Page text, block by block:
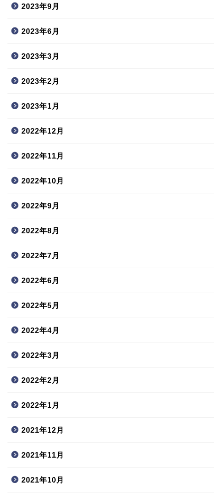
2023年9月
2023年6月
2023年3月
2023年2月
2023年1月
2022年12月
2022年11月
2022年10月
2022年9月
2022年8月
2022年7月
2022年6月
2022年5月
2022年4月
2022年3月
2022年2月
2022年1月
2021年12月
2021年11月
2021年10月